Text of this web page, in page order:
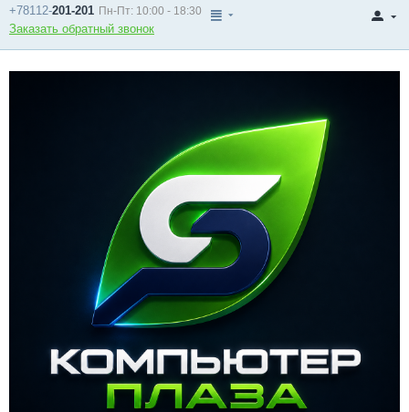
+78112-201-201 Пн-Пт: 10:00 - 18:30
Заказать обратный звонок